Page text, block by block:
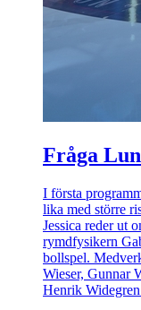
Fråga
I första
lika med större
Jessica reder ut
rymdfysikern
bollspel.
Wieser, Gunnar
Henrik